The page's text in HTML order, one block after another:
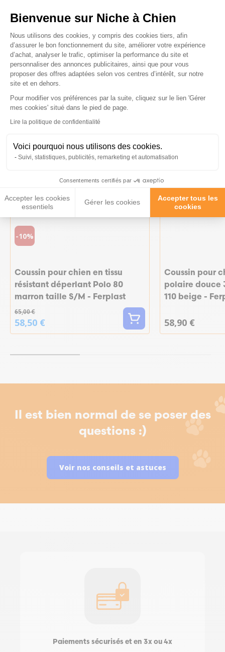
Bienvenue sur Niche à Chien
Plateforme de Gestion du
Nous utilisons des cookies, y compris des cookies tiers, afin
d’assurer le bon fonctionnement du site, améliorer votre expérience
d’achat, analyser le trafic, optimiser la performance du site et
personnaliser des annonces publicitaires, ainsi que pour vous
proposer des offres adaptées selon vos centres d’intérêt, sur notre
site et en dehors.
Pour modifier vos préférences par la suite, cliquez sur le lien 'Gérer
mes cookies' situé dans le pied de page.
Lire la politique de confidentialité
Voici pourquoi nous utilisons des cookies.
Suivi, statistiques, publicités, remarketing et automatisation
Consentements certifiés par
Accepter les cookies
essentiels
Gérer les cookies
Accepter tous les
cookies
Axeptio consent
Ces produits peuvent vous
intéresser
-10%
Coussin pour chien en tissu
résistant déperlant Polo 80
marron taille S/M - Ferplast
65,00 €
58,50 €
Coussin pour
polaire douce
110 beige -
58,90 €
Il est bien normal de se poser des
questions :)
Voir nos conseils et astuces
Paiements sécurisés et en 3x ou 4x